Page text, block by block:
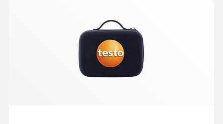
A2L / A3 compatibel